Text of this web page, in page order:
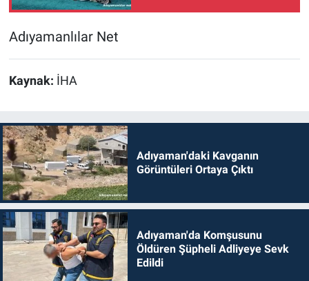
Adıyamanlılar Net
Kaynak: İHA
Adıyaman'daki Kavganın
Görüntüleri Ortaya Çıktı
Adıyaman'da Komşusunu
Öldüren Şüpheli Adliyeye Sevk
Edildi